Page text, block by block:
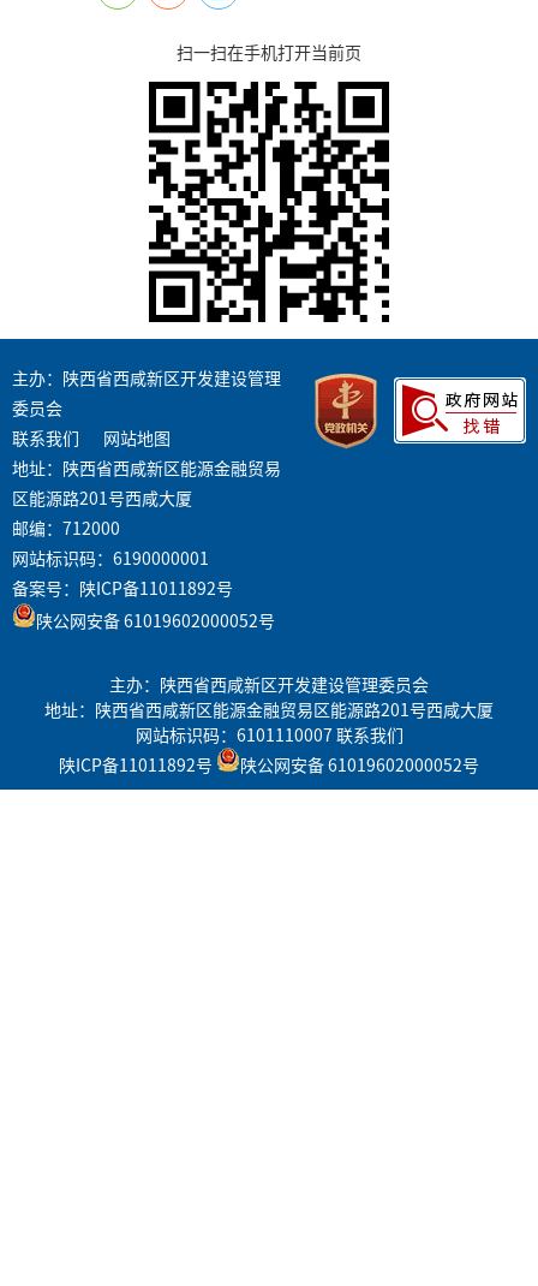
扫一扫在手机打开当前页
主办：陕西省西咸新区开发建设管理
委员会
联系我们
网站地图
地址：陕西省西咸新区能源金融贸易
区能源路201号西咸大厦
邮编：712000
网站标识码：6190000001
备案号： 陕ICP备11011892号
陕公网安备 61019602000052号
主办：陕西省西咸新区开发建设管理委员会
地址：陕西省西咸新区能源金融贸易区能源路201号西咸大厦
网站标识码：6101110007 联系我们
陕ICP备11011892号
陕公网安备 61019602000052号